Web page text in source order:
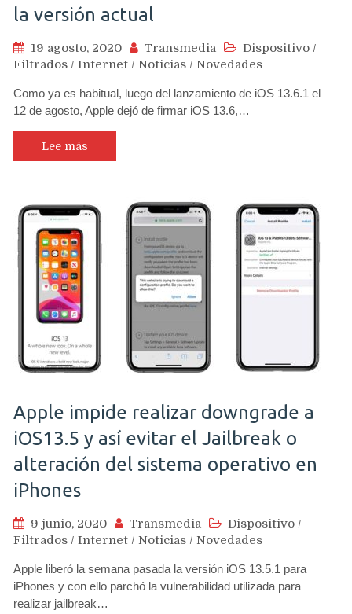
la versión actual
19 agosto, 2020 Transmedia Dispositivo /
Filtrados / Internet / Noticias / Novedades
Como ya es habitual, luego del lanzamiento de iOS 13.6.1 el
12 de agosto, Apple dejó de firmar iOS 13.6,…
Lee más
Apple impide realizar downgrade a
iOS13.5 y así evitar el Jailbreak o
alteración del sistema operativo en
iPhones
9 junio, 2020 Transmedia Dispositivo /
Filtrados / Internet / Noticias / Novedades
Apple liberó la semana pasada la versión iOS 13.5.1 para
iPhones y con ello parchó la vulnerabilidad utilizada para
realizar jailbreak…